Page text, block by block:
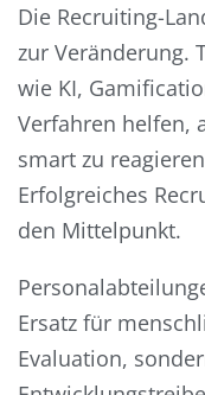
Die Recruiting-
zur Veränderung.
wie KI,
Verfahren helfen,
smart zu
Erfolgreiches
den Mittelpunkt.
Ersatz für
Evaluation,